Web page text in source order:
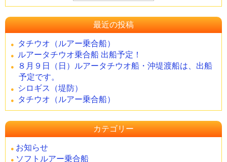
最近の投稿
タチウオ（ルアー乗合船）
ルアータチウオ乗合船 出船予定！
８月９日（日）ルアータチウオ船・沖堤渡船は、出船
予定です。
シロギス（堤防）
タチウオ（ルアー乗合船）
カテゴリー
お知らせ
ソフトルアー乗合船